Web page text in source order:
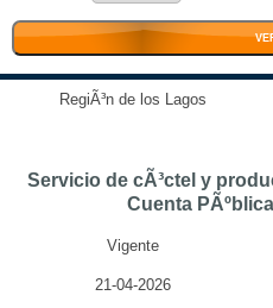
RegiÃ³n de los Lagos
Servicio de cÃ³ctel y
Cuenta
Vigente
21-04-2026